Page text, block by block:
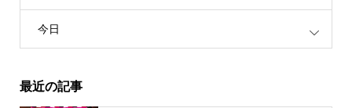
今日
最近の記事